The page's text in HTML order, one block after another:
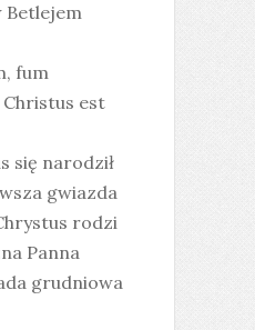
Betlejem
fum
Christus est
się narodził
gwiazda
rodzi
Panna
grudniowa